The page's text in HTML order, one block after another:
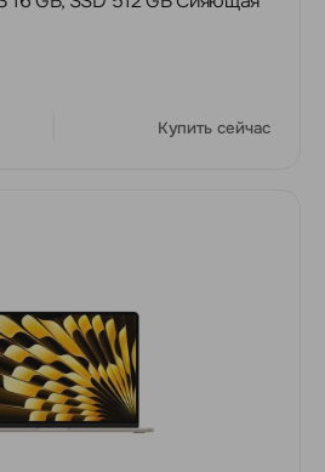
Купить сейчас